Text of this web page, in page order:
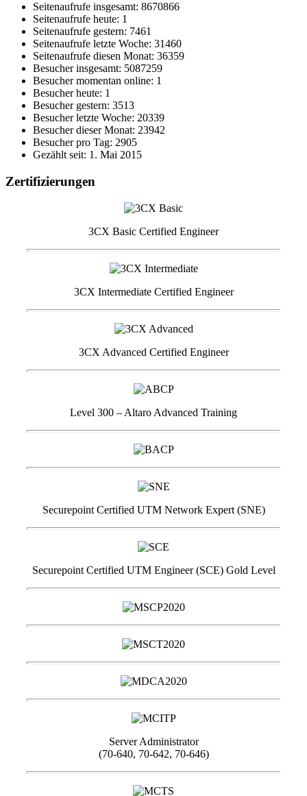
Seitenaufrufe insgesamt: 8670866
Seitenaufrufe heute: 1
Seitenaufrufe gestern: 7461
Seitenaufrufe letzte Woche: 31460
Seitenaufrufe diesen Monat: 36359
Besucher insgesamt: 5087259
Besucher momentan online: 1
Besucher heute: 1
Besucher gestern: 3513
Besucher letzte Woche: 20339
Besucher dieser Monat: 23942
Besucher pro Tag: 2905
Gezählt seit: 1. Mai 2015
Zertifizierungen
3CX Basic Certified Engineer
3CX Intermediate Certified Engineer
3CX Advanced Certified Engineer
Level 300 – Altaro Advanced Training
Securepoint Certified UTM Network Expert (SNE)
Securepoint Certified UTM Engineer (SCE) Gold Level
Server Administrator
(70-640, 70-642, 70-646)